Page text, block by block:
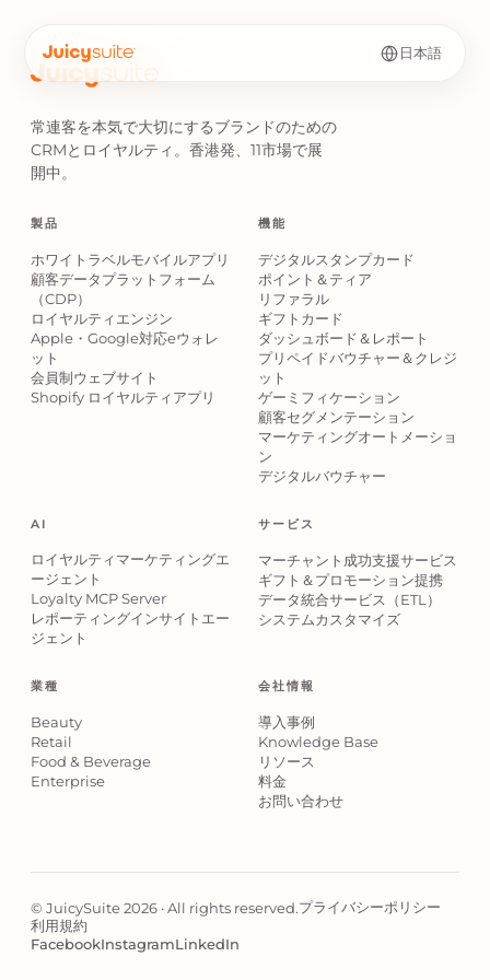
日本語
常連客を本気で大切にするブランドのための
CRMとロイヤルティ。香港発、11市場で展
開中。
製品
ホワイトラベルモバイルアプリ
顧客データプラットフォーム
（CDP）
ロイヤルティエンジン
Apple・Google対応eウォレ
ット
会員制ウェブサイト
Shopify ロイヤルティアプリ
機能
デジタルスタンプカード
ポイント＆ティア
リファラル
ギフトカード
ダッシュボード＆レポート
プリペイドバウチャー＆クレジ
ット
ゲーミフィケーション
顧客セグメンテーション
マーケティングオートメーショ
ン
デジタルバウチャー
AI
ロイヤルティマーケティングエ
ージェント
Loyalty MCP Server
レポーティングインサイトエー
ジェント
サービス
マーチャント成功支援サービス
ギフト＆プロモーション提携
データ統合サービス（ETL）
システムカスタマイズ
業種
Beauty
Retail
Food & Beverage
Enterprise
会社情報
導入事例
Knowledge Base
リソース
料金
お問い合わせ
© JuicySuite 2026 · All rights reserved.プライバシーポリシー
利用規約
FacebookInstagramLinkedIn